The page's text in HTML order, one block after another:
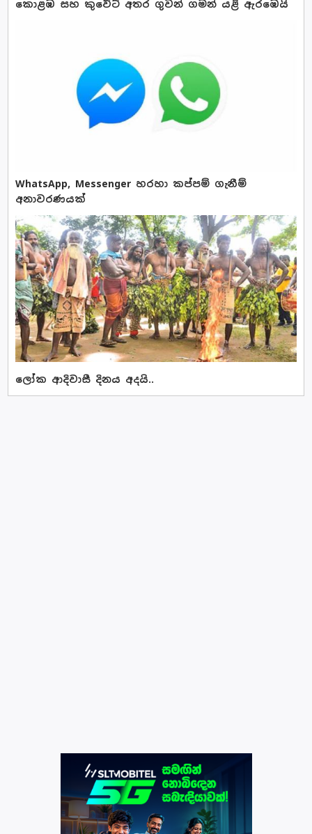
කොළඹ සහ කුවේට් අතර ගුවන් ගමන් යළි ඇරඹෙයි
WhatsApp, Messenger හරහා කප්පම් ගැනීම්
අනාවරණයක්
ලෝක ආදිවාසී දිනය අදයි..